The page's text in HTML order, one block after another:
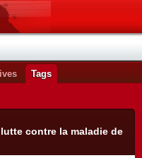
Tags
contre la maladie de